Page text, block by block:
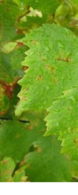
MAGMA TRIPLE
FILAL
COPEZINE